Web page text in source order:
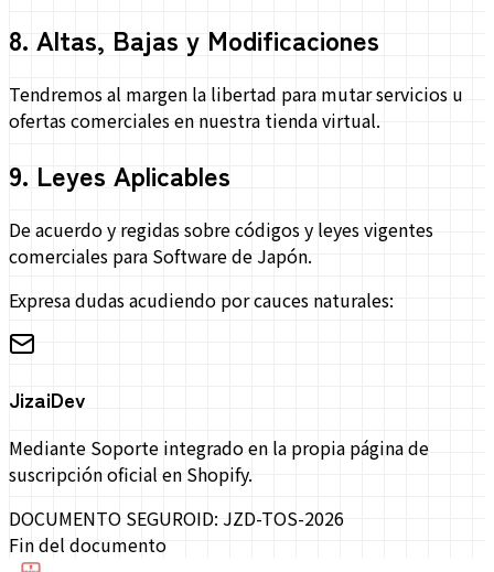
8. Altas, Bajas y Modificaciones
Tendremos al margen la libertad para mutar servicios u
ofertas comerciales en nuestra tienda virtual.
9. Leyes Aplicables
De acuerdo y regidas sobre códigos y leyes vigentes
comerciales para Software de Japón.
Expresa dudas acudiendo por cauces naturales:
JizaiDev
Mediante Soporte integrado en la propia página de
suscripción oficial en Shopify.
DOCUMENTO SEGUROID: JZD-TOS-2026
Fin del documento